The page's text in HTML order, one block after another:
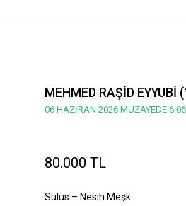
MEHMED RAŞİD
06 HAZİRAN 2026 MÜZAYEDE
80.000 TL
Sülüs – Nesih Meşk